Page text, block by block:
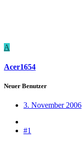
A
Acer1654
Neuer Benutzer
3. November 2006
#1